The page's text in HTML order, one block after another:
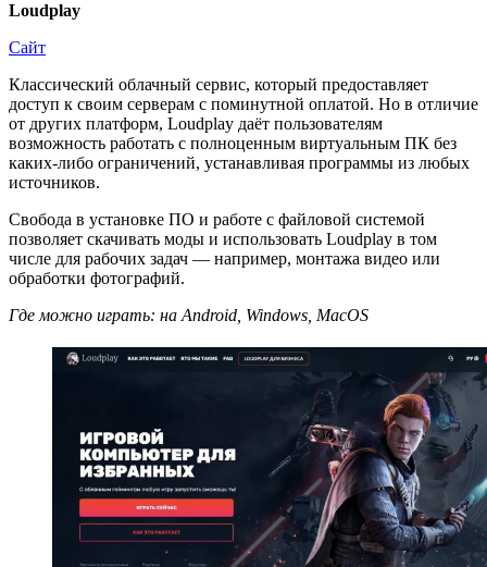
Loudplay
Сайт
Классический облачный сервис, который предоставляет
доступ к своим серверам с поминутной оплатой. Но в отличие
от других платформ, Loudplay даёт пользователям
возможность работать с полноценным виртуальным ПК без
каких-либо ограничений, устанавливая программы из любых
источников.
Свобода в установке ПО и работе с файловой системой
позволяет скачивать моды и использовать Loudplay в том
числе для рабочих задач — например, монтажа видео или
обработки фотографий.
Где можно играть: на Android, Windows, MacOS